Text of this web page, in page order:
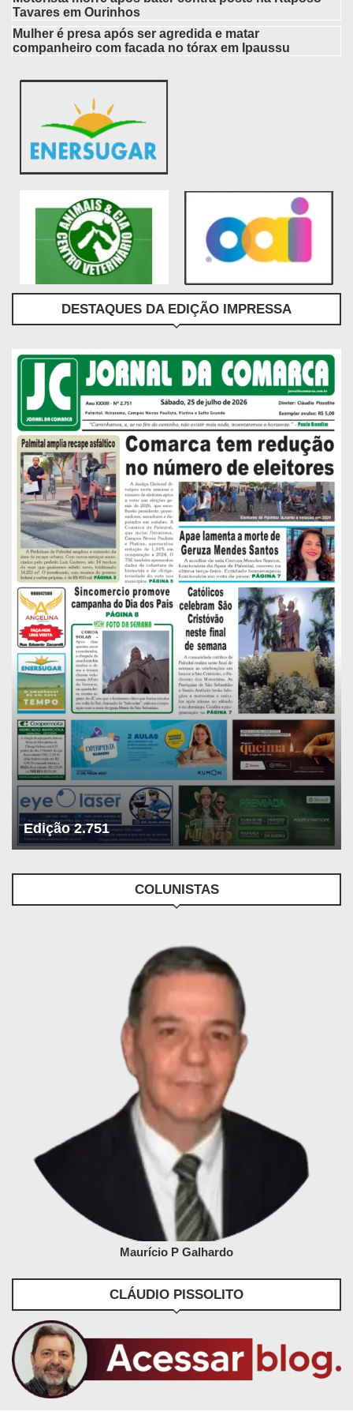
Tavares em Ourinhos
Mulher é presa após ser agredida e matar
companheiro com facada no tórax em Ipaussu
DESTAQUES DA EDIÇÃO IMPRESSA
Edição 2.751
COLUNISTAS
Maurício P Galhardo
CLÁUDIO PISSOLITO